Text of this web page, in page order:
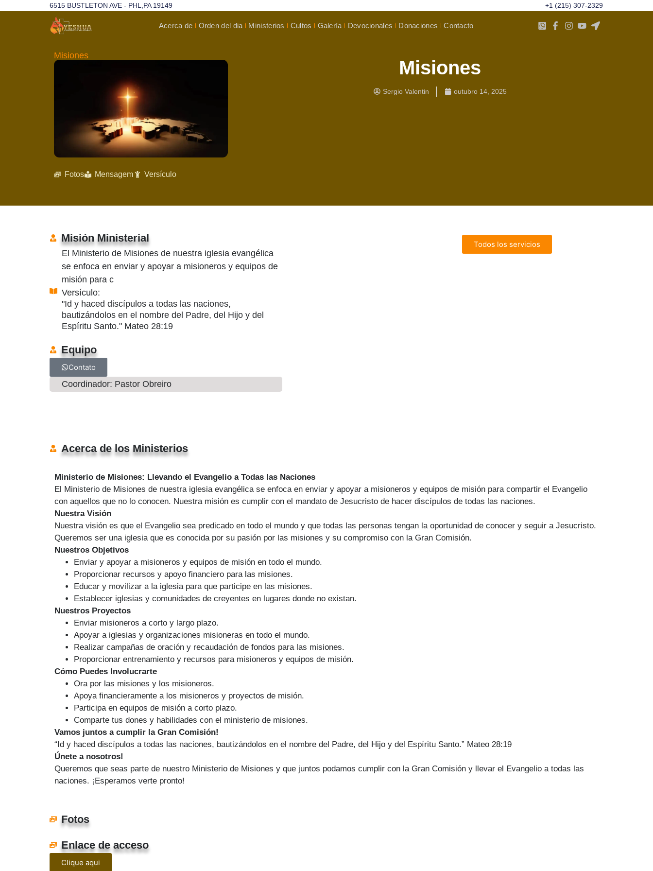
6515 BUSTLETON AVE - PHL,PA 19149 +1 (215) 307-2329
Acerca de Orden del dia Ministerios Cultos Galería Devocionales Donaciones Contacto
Misiones
Misiones
Sergio Valentin outubro 14, 2025
Fotos Mensagem Versículo
Misión Ministerial
El Ministerio de Misiones de nuestra iglesia evangélica
se enfoca en enviar y apoyar a misioneros y equipos de
misión para c
Versículo:
"Id y haced discípulos a todas las naciones,
bautizándolos en el nombre del Padre, del Hijo y del
Espíritu Santo." Mateo 28:19
Equipo
Contato
Coordinador: Pastor Obreiro
Todos los servicios
Acerca de los Ministerios
Ministerio de Misiones: Llevando el Evangelio a Todas las Naciones
El Ministerio de Misiones de nuestra iglesia evangélica se enfoca en enviar y apoyar a misioneros y equipos de misión para compartir el Evangelio
con aquellos que no lo conocen. Nuestra misión es cumplir con el mandato de Jesucristo de hacer discípulos de todas las naciones.
Nuestra Visión
Nuestra visión es que el Evangelio sea predicado en todo el mundo y que todas las personas tengan la oportunidad de conocer y seguir a Jesucristo.
Queremos ser una iglesia que es conocida por su pasión por las misiones y su compromiso con la Gran Comisión.
Nuestros Objetivos
Enviar y apoyar a misioneros y equipos de misión en todo el mundo.
Proporcionar recursos y apoyo financiero para las misiones.
Educar y movilizar a la iglesia para que participe en las misiones.
Establecer iglesias y comunidades de creyentes en lugares donde no existan.
Nuestros Proyectos
Enviar misioneros a corto y largo plazo.
Apoyar a iglesias y organizaciones misioneras en todo el mundo.
Realizar campañas de oración y recaudación de fondos para las misiones.
Proporcionar entrenamiento y recursos para misioneros y equipos de misión.
Cómo Puedes Involucrarte
Ora por las misiones y los misioneros.
Apoya financieramente a los misioneros y proyectos de misión.
Participa en equipos de misión a corto plazo.
Comparte tus dones y habilidades con el ministerio de misiones.
Vamos juntos a cumplir la Gran Comisión!
“Id y haced discípulos a todas las naciones, bautizándolos en el nombre del Padre, del Hijo y del Espíritu Santo.” Mateo 28:19
Únete a nosotros!
Queremos que seas parte de nuestro Ministerio de Misiones y que juntos podamos cumplir con la Gran Comisión y llevar el Evangelio a todas las
naciones. ¡Esperamos verte pronto!
Fotos
Enlace de acceso
Clique aqui